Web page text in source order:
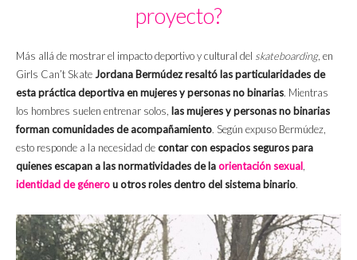
proyecto?
Más allá de mostrar el impacto deportivo y cultural del skateboarding, en
Girls Can’t Skate Jordana Bermúdez resaltó las particularidades de
esta práctica deportiva en mujeres y personas no binarias. Mientras
los hombres suelen entrenar solos, las mujeres y personas no binarias
forman comunidades de acompañamiento. Según expuso Bermúdez,
esto responde a la necesidad decontar con espacios seguros para
quienes escapan a las normatividades de laorientación sexual
identidad de génerou otros roles dentro del sistema binario.